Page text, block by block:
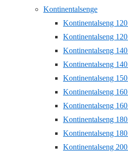
Kontinentalsenge
Kontinentalseng
Kontinentalseng
Kontinentalseng
Kontinentalseng
Kontinentalseng
Kontinentalseng
Kontinentalseng
Kontinentalseng
Kontinentalseng
Kontinentalseng